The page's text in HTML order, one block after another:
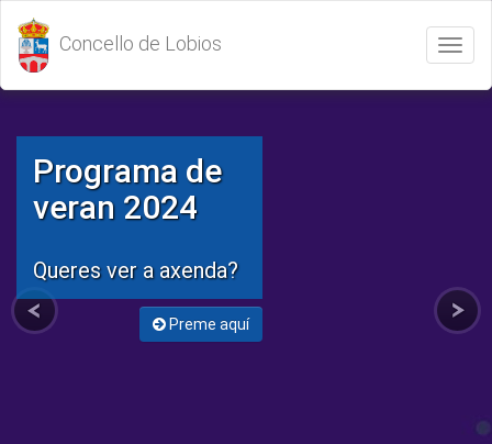
Abrir
/
Cerrar
Concello de Lobios
Programa de
veran 2024
Queres ver a axenda?
Preme aquí